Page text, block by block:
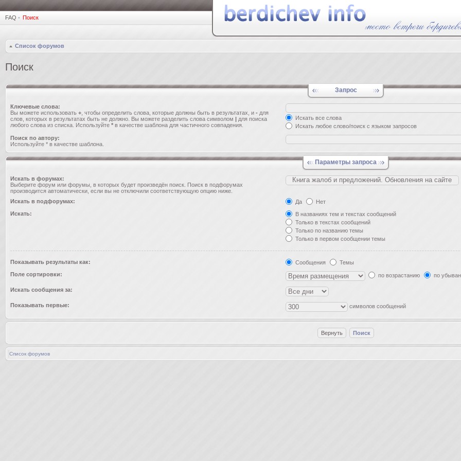
FAQ • Поиск
Список форумов
Поиск
Запрос
Ключевые слова:
Вы можете использовать + , чтобы определить слова, которые должны быть в результатах, и - для
слов, которых в результатах быть не должно. Вы можете разделить слова символом | для поиска
любого слова из списка. Используйте * в качестве шаблона для частичного совпадения.
Искать все слова
Искать любое слово/поиск с языком запросов
Поиск по автору:
Используйте * в качестве шаблона.
Параметры запроса
Искать в форумах:
Выберите форум или форумы, в которых будет произведён поиск. Поиск в подфорумах
производится автоматически, если вы не отключили соответствующую опцию ниже.
Искать в подфорумах:
Да
Нет
Искать:
В названиях тем и текстах сообщений
Только в текстах сообщений
Только по названию темы
Только в первом сообщении темы
Показывать результаты как: Сообщения
Темы
Поле сортировки:
по возрастанию по
Искать сообщения за:
Показывать первые: символов сообщений
Список форумов